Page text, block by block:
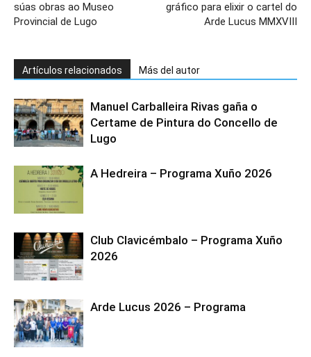
súas obras ao Museo
Provincial de Lugo
gráfico para elixir o cartel do
Arde Lucus MMXVIII
Artículos relacionados Más del autor
Manuel Carballeira Rivas gaña o
Certame de Pintura do Concello de
Lugo
A Hedreira – Programa Xuño 2026
Club Clavicémbalo – Programa Xuño
2026
Arde Lucus 2026 – Programa